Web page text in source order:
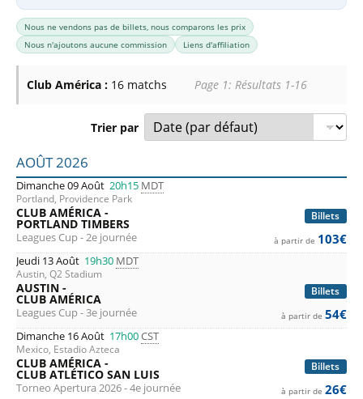
Nous ne vendons pas de billets, nous comparons les prix
Nous n'ajoutons aucune commission
Liens d'affiliation
Club América : 16 matchs Page 1: Résultats 1-16
Trier par
Liste des prochains matchs : Club América. Colonne 1
AOÛT 2026
Dimanche 09 Août 20h15 MDT
Portland, Providence Park
Billets
CLUB AMÉRICA -
PORTLAND TIMBERS
Leagues Cup - 2e journée à partir de 103€
Jeudi 13 Août 19h30 MDT
Austin, Q2 Stadium
Billets
AUSTIN -
CLUB AMÉRICA
Leagues Cup - 3e journée à partir de 54€
Dimanche 16 Août 17h00CST
Mexico, Estadio Azteca
Billets
CLUB AMÉRICA -
CLUB ATLÉTICO SAN LUIS
Torneo Apertura 2026 - 4e journée à partir de 26€